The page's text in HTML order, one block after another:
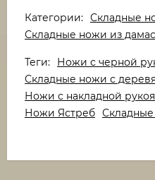
Категории: Складные
Складные ножи из
Теги:
Ножи с черной
Складные ножи с
Ножи с накладной
Ножи Ястреб